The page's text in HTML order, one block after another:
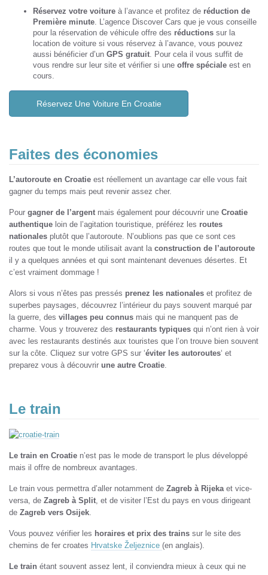
Réservez votre voiture à l’avance et profitez de réduction de
Première minute. L’agence Discover Cars que je vous conseille
pour la réservation de véhicule offre des réductions sur la
location de voiture si vous réservez à l’avance, vous pouvez
aussi bénéficier d’un GPS gratuit. Pour cela il vous suffit de
vous rendre sur leur site et vérifier si une offre spéciale est en
cours.
Réservez Une Voiture En Croatie
Faites des économies
L’autoroute en Croatie est réellement un avantage car elle vous fait
gagner du temps mais peut revenir assez cher.
Pour gagner de l’argent mais également pour découvrir une Croatie
authentique loin de l’agitation touristique, préférez les routes
nationales plutôt que l’autoroute. N’oublions pas que ce sont ces
routes que tout le monde utilisait avant la construction de l’autoroute
il y a quelques années et qui sont maintenant devenues désertes. Et
c’est vraiment dommage !
Alors si vous n’êtes pas pressés prenez les nationales et profitez de
superbes paysages, découvrez l’intérieur du pays souvent marqué par
la guerre, des villages peu connus mais qui ne manquent pas de
charme. Vous y trouverez des restaurants typiques qui n’ont rien à voir
avec les restaurants destinés aux touristes que l’on trouve bien souvent
sur la côte. Cliquez sur votre GPS sur ‘éviter les autoroutes‘ et
preparez vous à découvrir une autre Croatie.
Le train
Le train en Croatie n’est pas le mode de transport le plus développé
mais il offre de nombreux avantages.
Le train vous permettra d’aller notamment de Zagreb à Rijeka et vice-
versa, de Zagreb à Split , et de visiter l’Est du pays en vous dirigeant
de Zagreb vers Osijek
Vous pouvez vérifier les horaires et prix des trains sur le site des
chemins de fer croates Hrvatske Željeznice (en anglais).
Le train étant souvent assez lent, il conviendra mieux à ceux qui ne